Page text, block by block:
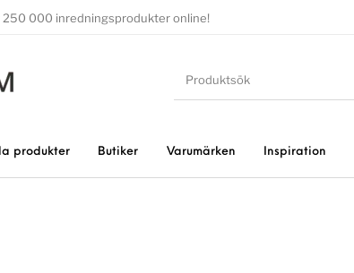
250 000 inredningsprodukter online!
produkter Butiker Varumärken Inspiration